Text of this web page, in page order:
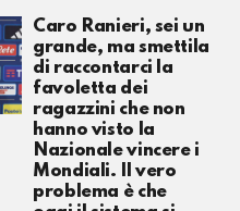
Caro Ranieri, sei un
grande, ma smettila
di raccontarci la
favoletta dei
ragazzini che non
hanno visto la
Nazionale vincere i
Mondiali. Il vero
problema è che